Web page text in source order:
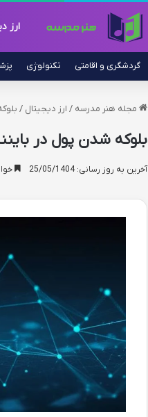
ارز
گردشگری و اقامتی تکنولوژی
مجله هنر مدرسه / ارز دیجیتال /
بلوکه شدن پول در
آخرین به روز رسانی: 25/05/1404